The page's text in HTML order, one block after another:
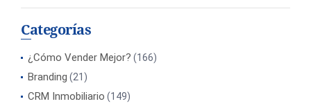
Categorías
¿Cómo Vender Mejor? (166)
Branding (21)
CRM Inmobiliario (149)